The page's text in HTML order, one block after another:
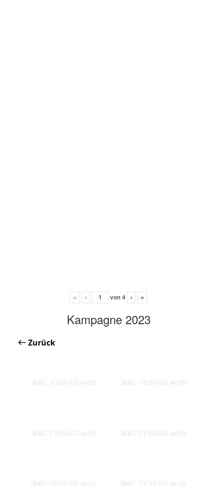
« ‹ von 4 › »
Kampagne 2023
Zurück
IMG 7098-KS-web IMG 7109-KS-web
IMG 7116-KS-web IMG 7119-KS-web
IMG 7123-KS-web IMG 7130-KS-web